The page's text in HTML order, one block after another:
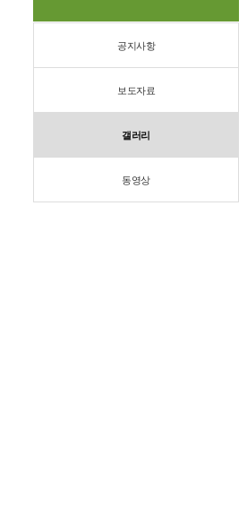
공지사항
보도자료
갤러리
동영상